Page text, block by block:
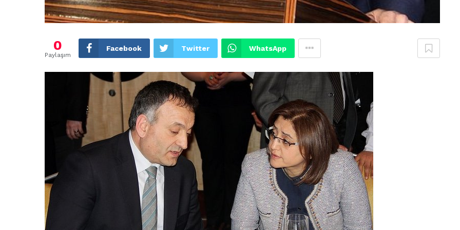
0
Paylaşım
Facebook Twitter WhatsApp
ARNAVUTKÖY VIDEO GALERI